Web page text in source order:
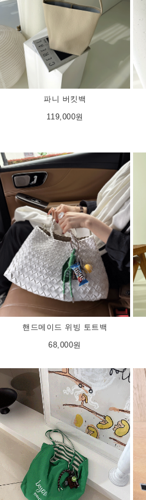
파니 버킷백
119,000원
핸드메이드 위빙 토트백
68,000원